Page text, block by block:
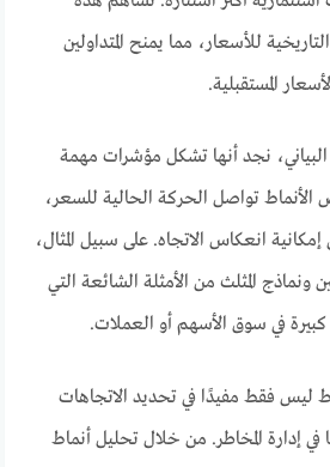
للأسعار، مما يمنح المتداولين
المستقبلية.
نجد أنها تشكل مؤشرات مهمة
تواصل الحركة الحالية للسعر،
انعكاس الاتجاه. على سبيل المثال،
ونماذج المثلث من الأمثلة الشائعة التي
في سوق الأسهم أو العملات.
ليس فقط مفيدًا في تحديد الاتجاهات
في إدارة المخاطر. من خلال تحليل أنماط